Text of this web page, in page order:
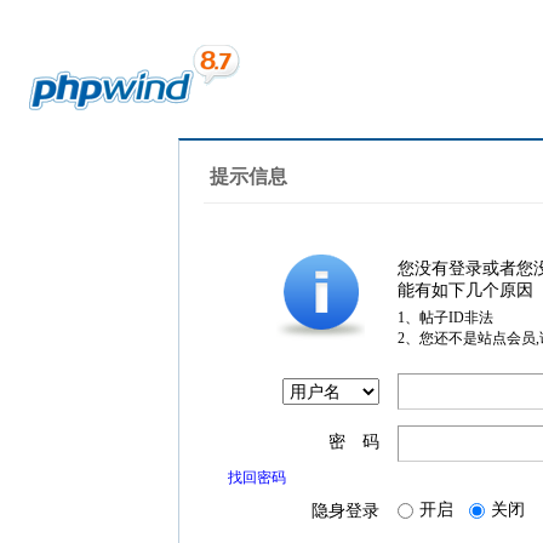
提示信息
您没有登录或者您
能有如下几个原因
1、帖子ID非法
2、您还不是站点会员
密 码
找回密码
隐身登录 开启 关闭